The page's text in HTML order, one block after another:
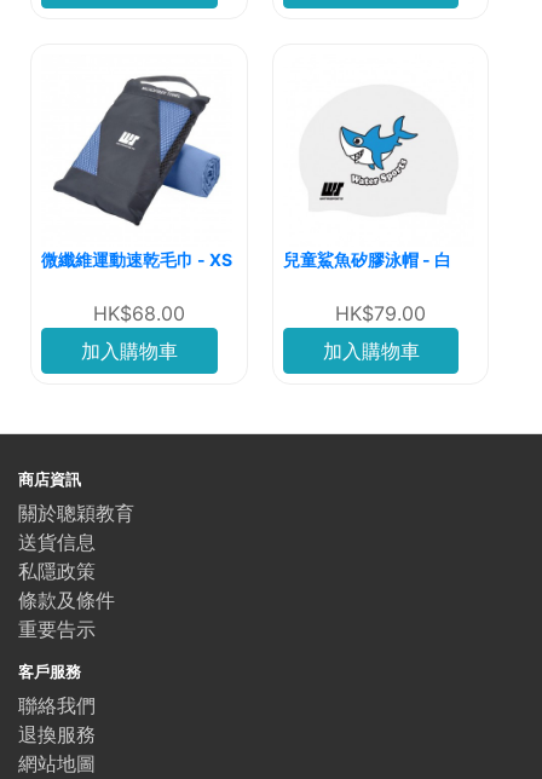
微纖維運動速乾毛巾 - XS
HK$68.00
加入購物車
兒童鯊魚矽膠泳帽 - 白
HK$79.00
加入購物車
商店資訊
關於聰穎教育
送貨信息
私隱政策
條款及條件
重要告示
客戶服務
聯絡我們
退換服務
網站地圖